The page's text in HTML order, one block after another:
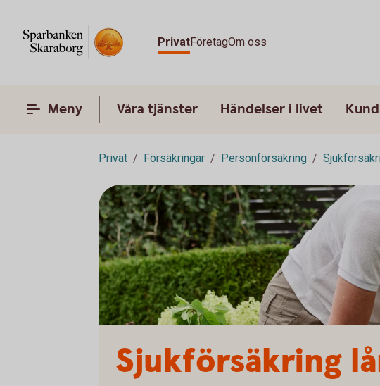
PrivatFöretagOm oss
Meny Våra tjänster Händelser i livet
Privat Försäkringar Personförsäkring
Sjukförsäkring